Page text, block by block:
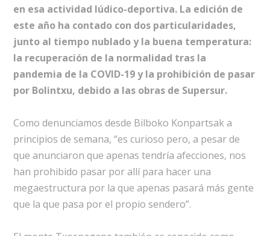
en esa actividad lúdico-deportiva. La edición de
este año ha contado con dos particularidades,
junto al tiempo nublado y la buena temperatura:
la recuperación de la normalidad tras la
pandemia de la COVID-19 y la prohibición de pasar
por Bolintxu, debido a las obras de Supersur.
Como denunciamos desde Bilboko Konpartsak a
principios de semana, “es curioso pero, a pesar de
que anunciaron que apenas tendría afecciones, nos
han prohibido pasar por allí para hacer una
megaestructura por la que apenas pasará más gente
que la que pasa por el propio sendero”.